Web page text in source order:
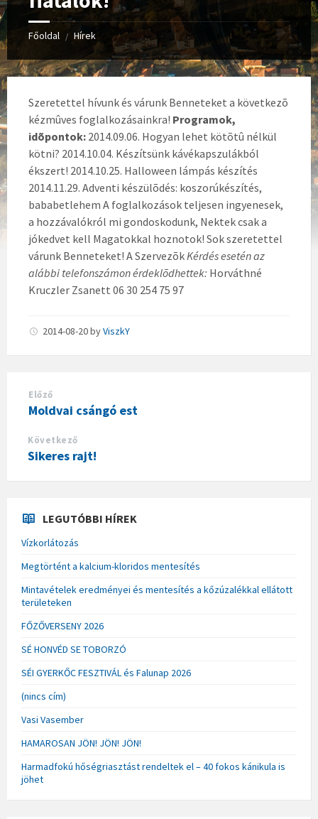
Főoldal / Hírek
Szeretettel hívunk és várunk Benneteket a következõ
kézmûves foglalkozásainkra! Programok,
idõpontok: 2014.09.06. Hogyan lehet kötõtû nélkül
kötni? 2014.10.04. Készítsünk kávékapszulákból
ékszert! 2014.10.25. Halloween lámpás készítés
2014.11.29. Adventi készülõdés: koszorúkészítés,
bababetlehem A foglalkozások teljesen ingyenesek,
a hozzávalókról mi gondoskodunk, Nektek csak a
jókedvet kell Magatokkal hoznotok! Sok szeretettel
várunk Benneteket! A SzervezõkKérdés esetén az
alábbi telefonszámon érdeklõdhettek: Horváthné
Kruczler Zsanett 06 30 254 75 97
2014-08-20byViszkY
Előző
Moldvai csángó est
Következő
Sikeres rajt!
LEGUTÓBBI HÍREK
Vízkorlátozás
Megtörtént a kalcium-kloridos mentesítés
Mintavételek eredményei és mentesítés a kőzúzalékkal ellátott
területeken
FŐZŐVERSENY 2026
SÉ HONVÉD SE TOBORZÓ
SÉI GYERKŐC FESZTIVÁL és Falunap 2026
(nincs cím)
Vasi Vasember
HAMAROSAN JÖN! JÖN! JÖN!
Harmadfokú hőségriasztást rendeltek el – 40 fokos kánikula is
jöhet